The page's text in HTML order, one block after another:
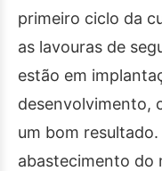
primeiro ciclo da
as lavouras de
estão em
desenvolvimento,
um bom
abastecimento do